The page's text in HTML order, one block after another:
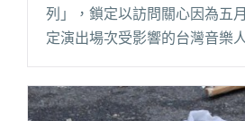
列」，鎖定以訪問關心因為五
定演出場次受影響的台灣音樂
朋友一起來關注他們在家的身
現場演出回歸保持信心，也望
私下居家輕鬆的一面，在閱讀